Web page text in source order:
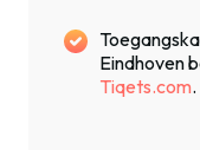
Eindhoven
Tiqets.com.